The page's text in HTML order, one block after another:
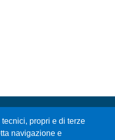
propri e di terze
navigazione e